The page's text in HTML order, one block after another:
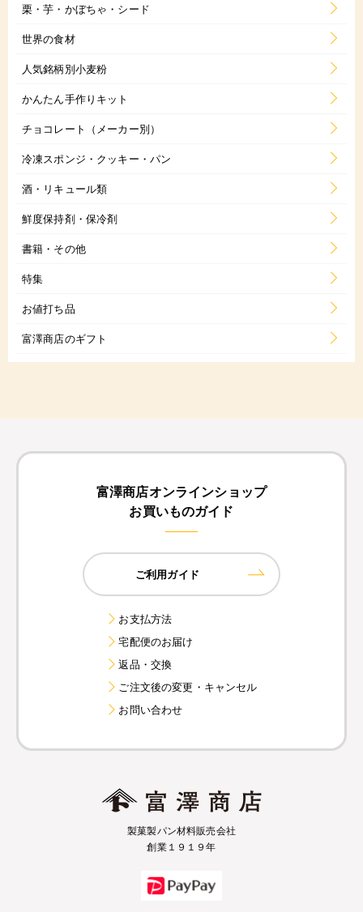
栗・芋・かぼちゃ・シード
世界の食材
人気銘柄別小麦粉
かんたん手作りキット
チョコレート（メーカー別）
冷凍スポンジ・クッキー・パン
酒・リキュール類
鮮度保持剤・保冷剤
書籍・その他
特集
お値打ち品
富澤商店のギフト
富澤商店オンラインショップ
お買いものガイド
ご利用ガイド
お支払方法
宅配便のお届け
返品・交換
ご注文後の変更・キャンセル
お問い合わせ
製菓製パン材料販売会社
創業１９１９年